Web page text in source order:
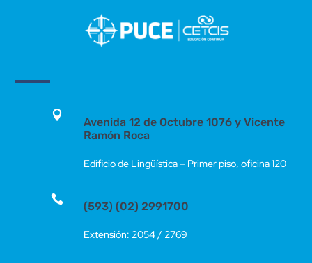

Avenida 12 de Octubre 1076 y Vicente
Ramón Roca
Edificio de Lingüística – Primer piso, oficina 120

(593) (02) 2991700
Extensión: 2054 / 2769